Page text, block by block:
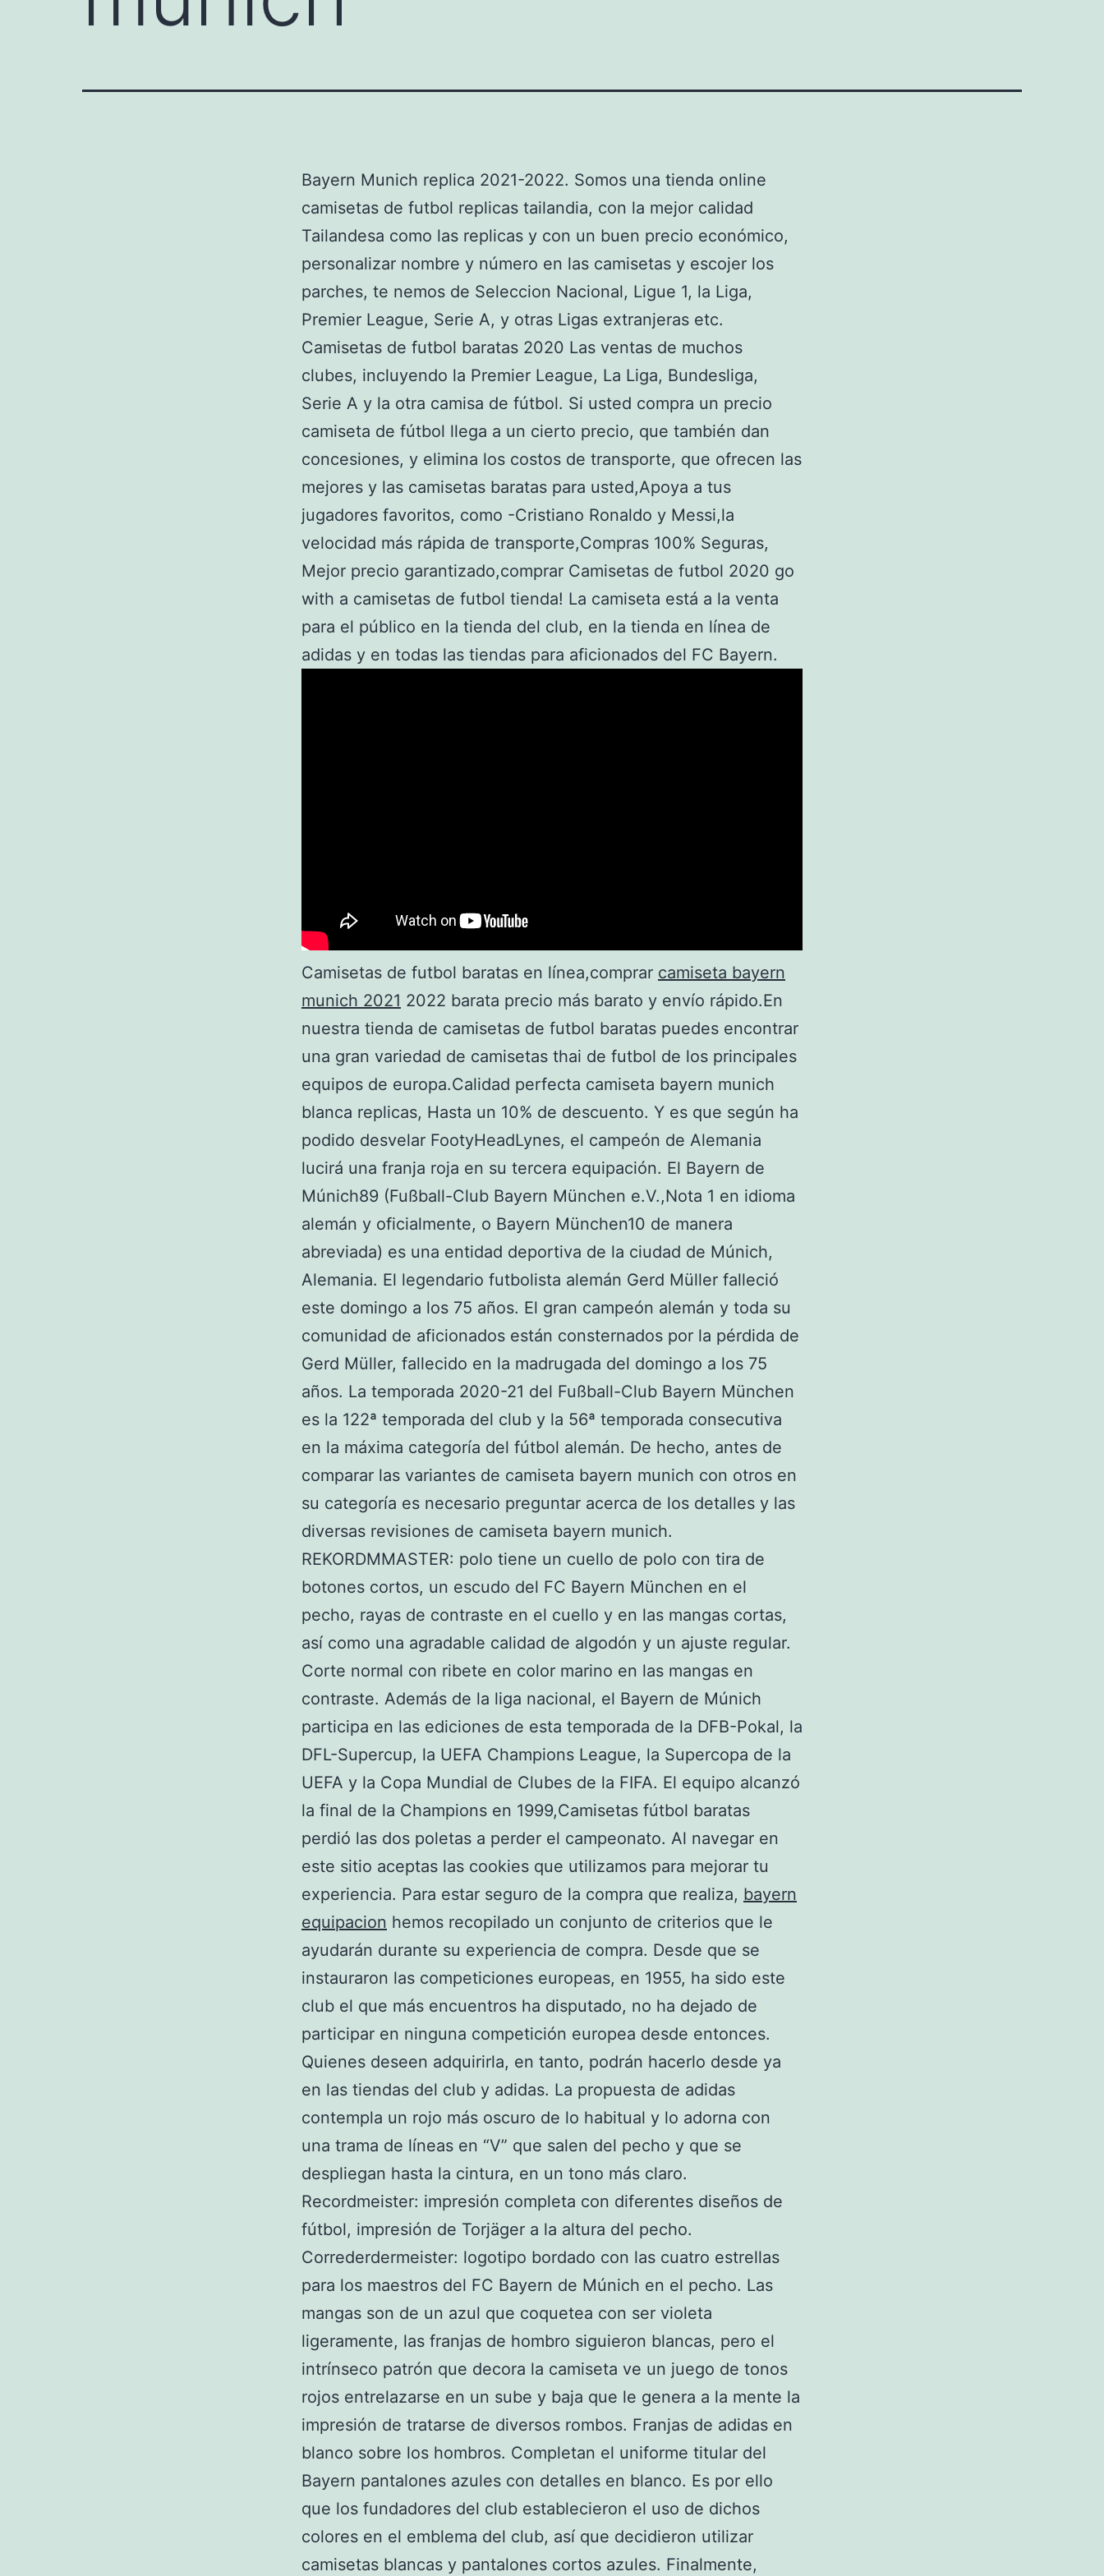
Bayern Munich replica 2021-2022. Somos una tienda online
camisetas de futbol replicas tailandia, con la mejor calidad
Tailandesa como las replicas y con un buen precio económico,
personalizar nombre y número en las camisetas y escojer los
parches, te nemos de Seleccion Nacional, Ligue 1, la Liga,
Premier League, Serie A, y otras Ligas extranjeras etc.
Camisetas de futbol baratas 2020 Las ventas de muchos
clubes, incluyendo la Premier League, La Liga, Bundesliga,
Serie A y la otra camisa de fútbol. Si usted compra un precio
camiseta de fútbol llega a un cierto precio, que también dan
concesiones, y elimina los costos de transporte, que ofrecen las
mejores y las camisetas baratas para usted,Apoya a tus
jugadores favoritos, como -Cristiano Ronaldo y Messi,la
velocidad más rápida de transporte,Compras 100% Seguras,
Mejor precio garantizado,comprar Camisetas de futbol 2020 go
with a camisetas de futbol tienda! La camiseta está a la venta
para el público en la tienda del club, en la tienda en línea de
adidas y en todas las tiendas para aficionados del FC Bayern.
Camisetas de futbol baratas en línea,comprar camiseta bayern
munich 2021 2022 barata precio más barato y envío rápido.En
nuestra tienda de camisetas de futbol baratas puedes encontrar
una gran variedad de camisetas thai de futbol de los principales
equipos de europa.Calidad perfecta camiseta bayern munich
blanca replicas, Hasta un 10% de descuento. Y es que según ha
podido desvelar FootyHeadLynes, el campeón de Alemania
lucirá una franja roja en su tercera equipación. El Bayern de
Múnich89 (Fußball-Club Bayern München e.V.,Nota 1 en idioma
alemán y oficialmente, o Bayern München10 de manera
abreviada) es una entidad deportiva de la ciudad de Múnich,
Alemania. El legendario futbolista alemán Gerd Müller falleció
este domingo a los 75 años. El gran campeón alemán y toda su
comunidad de aficionados están consternados por la pérdida de
Gerd Müller, fallecido en la madrugada del domingo a los 75
años. La temporada 2020-21 del Fußball-Club Bayern München
es la 122ª temporada del club y la 56ª temporada consecutiva
en la máxima categoría del fútbol alemán. De hecho, antes de
comparar las variantes de camiseta bayern munich con otros en
su categoría es necesario preguntar acerca de los detalles y las
diversas revisiones de camiseta bayern munich.
REKORDMMASTER: polo tiene un cuello de polo con tira de
botones cortos, un escudo del FC Bayern München en el
pecho, rayas de contraste en el cuello y en las mangas cortas,
así como una agradable calidad de algodón y un ajuste regular.
Corte normal con ribete en color marino en las mangas en
contraste. Además de la liga nacional, el Bayern de Múnich
participa en las ediciones de esta temporada de la DFB-Pokal, la
DFL-Supercup, la UEFA Champions League, la Supercopa de la
UEFA y la Copa Mundial de Clubes de la FIFA. El equipo alcanzó
la final de la Champions en 1999,Camisetas fútbol baratas
perdió las dos poletas a perder el campeonato. Al navegar en
este sitio aceptas las cookies que utilizamos para mejorar tu
experiencia. Para estar seguro de la compra que realiza, bayern
equipacion hemos recopilado un conjunto de criterios que le
ayudarán durante su experiencia de compra. Desde que se
instauraron las competiciones europeas, en 1955, ha sido este
club el que más encuentros ha disputado, no ha dejado de
participar en ninguna competición europea desde entonces.
Quienes deseen adquirirla, en tanto, podrán hacerlo desde ya
en las tiendas del club y adidas. La propuesta de adidas
contempla un rojo más oscuro de lo habitual y lo adorna con
una trama de líneas en “V” que salen del pecho y que se
despliegan hasta la cintura, en un tono más claro.
Recordmeister: impresión completa con diferentes diseños de
fútbol, impresión de Torjäger a la altura del pecho.
Correderdermeister: logotipo bordado con las cuatro estrellas
para los maestros del FC Bayern de Múnich en el pecho. Las
mangas son de un azul que coquetea con ser violeta
ligeramente, las franjas de hombro siguieron blancas, pero el
intrínseco patrón que decora la camiseta ve un juego de tonos
rojos entrelazarse en un sube y baja que le genera a la mente la
impresión de tratarse de diversos rombos. Franjas de adidas en
blanco sobre los hombros. Completan el uniforme titular del
Bayern pantalones azules con detalles en blanco. Es por ello
que los fundadores del club establecieron el uso de dichos
colores en el emblema del club, así que decidieron utilizar
camisetas blancas y pantalones cortos azules. Finalmente,